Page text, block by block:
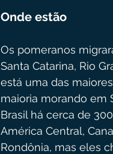
Onde estão
Os pomeranos
Santa Catarina, Rio
está uma das
maioria morando em
Brasil há cerca de
América Central,
Rondônia, mas eles